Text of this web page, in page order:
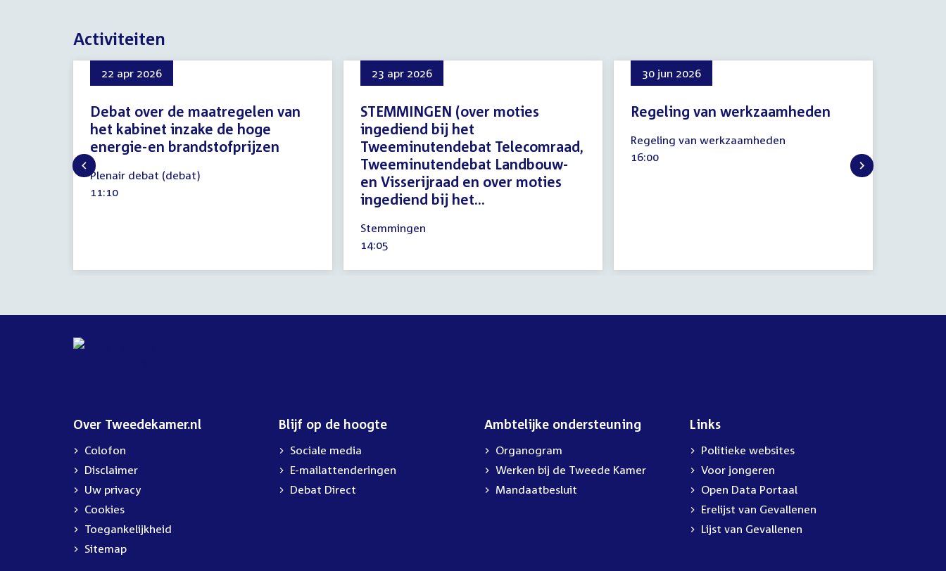
Activiteiten
22 apr 2026
Debat over de maatregelen van
het kabinet inzake de hoge
energie-en brandstofprijzen
22
april
2026
Plenair debat (debat)
Tijd
11:10
23 apr 2026
STEMMINGEN (over moties
ingediend bij het
Tweeminutendebat Telecomraad,
Tweeminutendebat Landbouw-
en Visserijraad en over moties
ingediend bij het...
april
2026
Stemmingen
Tijd
14:05
30 jun 2026
Regeling van werkzaamheden
juni
2026
Regeling van werkzaamheden
Tijd
16:00
Over Tweedekamer.nl
Colofon
Disclaimer
Uw privacy
Cookies
Toegankelijkheid
Sitemap
Blijf op de hoogte
Sociale media
E-mailattenderingen
Debat Direct
Ambtelijke ondersteuning
Organogram
Werken bij de Tweede Kamer
Mandaatbesluit
Links
Politieke websites
Voor jongeren
Open Data Portaal
Erelijst van Gevallenen
Lijst van Gevallenen